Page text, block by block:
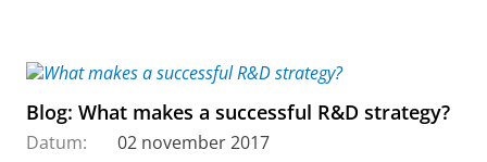
Blog: What makes a successful R&D strategy?
Datum:
02 november 2017